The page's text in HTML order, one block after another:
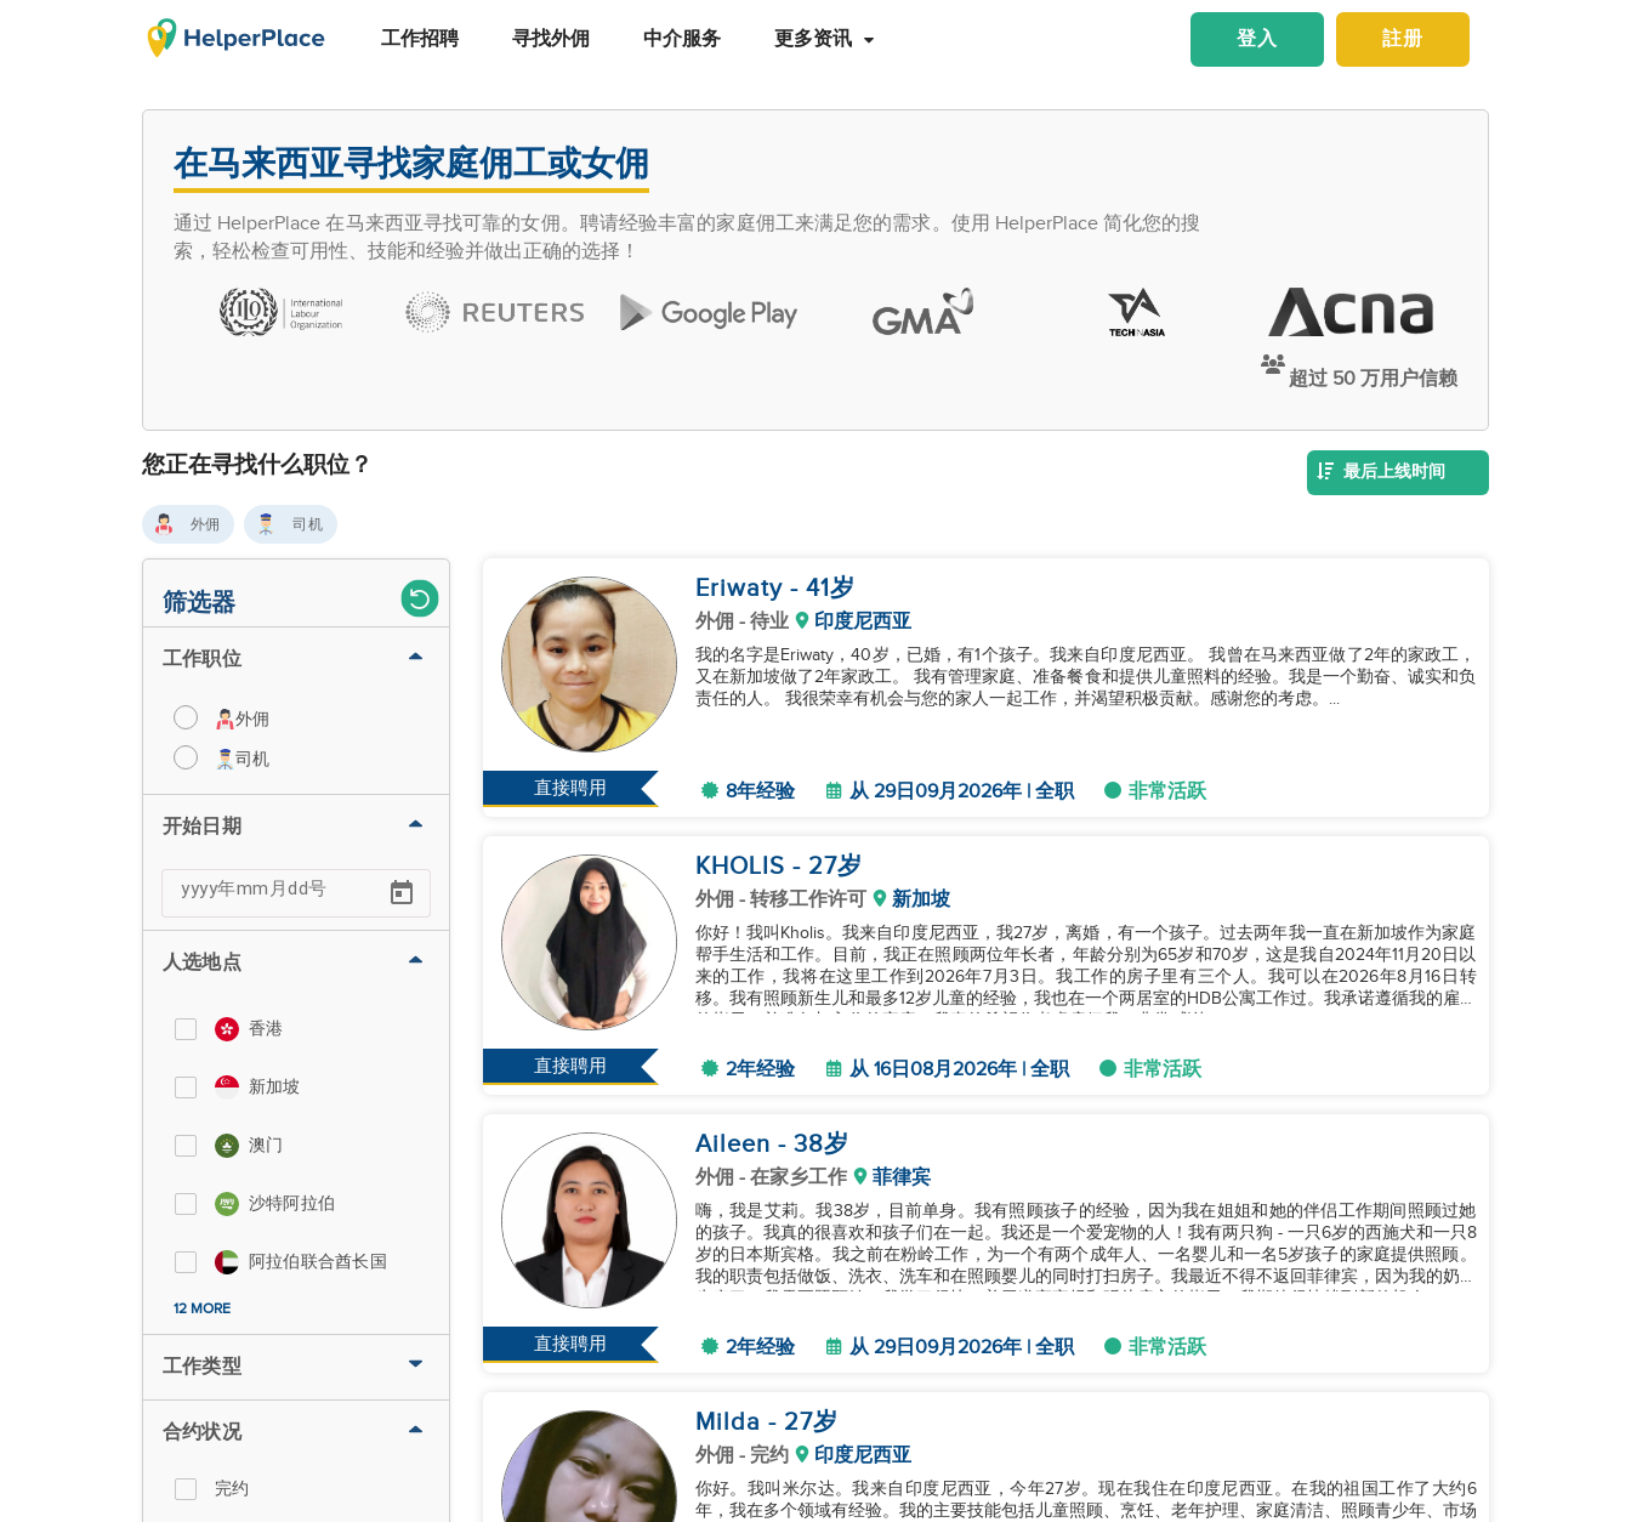
工作招聘 寻找外佣 中介服务 更多资讯 註册
登入
在马来西亚寻找家庭佣工或女佣
通过 HelperPlace 在马来西亚寻找可靠的女佣。聘请经验丰富的家庭佣工来满足您的需求。使用 HelperPlace 简化您的搜
索，轻松检查可用性、技能和经验并做出正确的选择！
超过 50 万用户信赖
您正在寻找什么职位？ 最后上线时间
外佣 司机
筛选器
工作职位
外佣
司机
开始日期
人选地点
香港
新加坡
澳门
沙特阿拉伯
阿拉伯联合酋长国
12 MORE
工作类型
合约状况
完约
直接聘用
Eriwaty - 41岁
外佣 - 待业 印度尼西亚
我的名字是Eriwaty，40岁，已婚，有1个孩子。我来自印度尼西亚。 我曾在马来西亚做了2年的家政工，
又在新加坡做了2年家政工。 我有管理家庭、准备餐食和提供儿童照料的经验。我是一个勤奋、诚实和负
责任的人。 我很荣幸有机会与您的家人一起工作，并渴望积极贡献。感谢您的考虑。...
8年经验 从 29日09月2026年 | 全职 非常活跃
直接聘用
KHOLIS - 27岁
外佣 - 转移工作许可 新加坡
你好！我叫Kholis。我来自印度尼西亚，我27岁，离婚，有一个孩子。过去两年我一直在新加坡作为家庭
帮手生活和工作。目前，我正在照顾两位年长者，年龄分别为65岁和70岁，这是我自2024年11月20日以
来的工作，我将在这里工作到2026年7月3日。我工作的房子里有三个人。我可以在2026年8月16日转
移。我有照顾新生儿和最多12岁儿童的经验，我也在一个两居室的HDB公寓工作过。我承诺遵循我的雇主
2年经验 从 16日08月2026年 | 全职 非常活跃
直接聘用
Aileen - 38岁
外佣 - 在家乡工作 菲律宾
嗨，我是艾莉。我38岁，目前单身。我有照顾孩子的经验，因为我在姐姐和她的伴侣工作期间照顾过她
的孩子。我真的很喜欢和孩子们在一起。我还是一个爱宠物的人！我有两只狗 - 一只6岁的西施犬和一只8
岁的日本斯宾格。我之前在粉岭工作，为一个有两个成年人、一名婴儿和一名5岁孩子的家庭提供照顾。
我的职责包括做饭、洗衣、洗车和在照顾婴儿的同时打扫房子。我最近不得不返回菲律宾，因为我的奶奶
2年经验 从 29日09月2026年 | 全职 非常活跃
Milda - 27岁
外佣 - 完约 印度尼西亚
你好。我叫米尔达。我来自印度尼西亚，今年27岁。现在我住在印度尼西亚。在我的祖国工作了大约6
年，我在多个领域有经验。我的主要技能包括儿童照顾、烹饪、老年护理、家庭清洁、照顾青少年、市场